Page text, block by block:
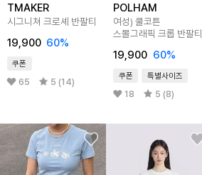
TMAKER
시그니쳐 크로셰 반팔티
19,900 60%
쿠폰
65 5 (14)
POLHAM
여성) 쿨코튼
스몰그래픽 크롭 반팔티
19,900 60%
쿠폰 특별사이즈
18 5 (8)